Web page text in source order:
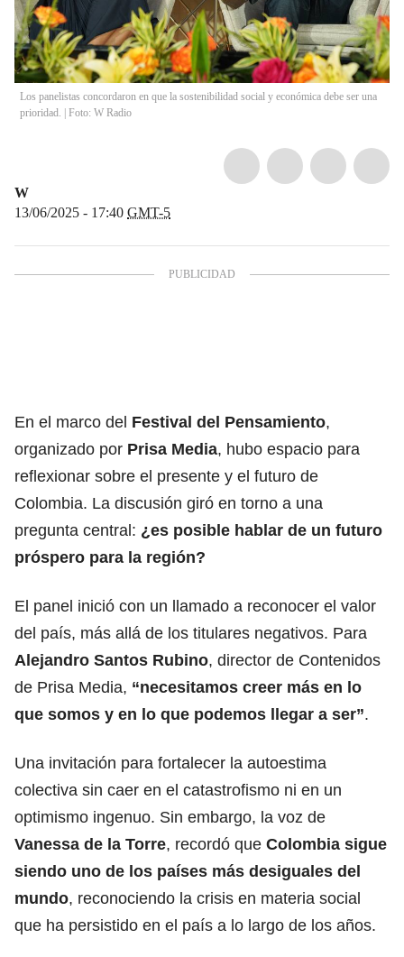
Los panelistas concordaron en que la sostenibilidad social y económica debe ser una
prioridad. | Foto: W Radio
W
13/06/2025 - 17:40 GMT-5
En el marco del Festival del Pensamiento,
organizado por Prisa Media, hubo espacio para
reflexionar sobre el presente y el futuro de
Colombia. La discusión giró en torno a una
pregunta central: ¿es posible hablar de un futuro
próspero para la región?
El panel inició con un llamado a reconocer el valor
del país, más allá de los titulares negativos. Para
Alejandro Santos Rubino, director de Contenidos
de Prisa Media, “necesitamos creer más en lo
que somos y en lo que podemos llegar a ser”.
Una invitación para fortalecer la autoestima
colectiva sin caer en el catastrofismo ni en un
optimismo ingenuo. Sin embargo, la voz de
Vanessa de la Torre, recordó que Colombia sigue
siendo uno de los países más desiguales del
mundo, reconociendo la crisis en materia social
que ha persistido en el país a lo largo de los años.